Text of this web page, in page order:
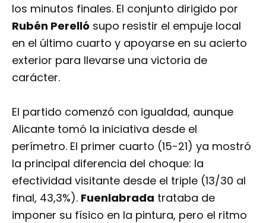
los minutos finales. El conjunto dirigido por
Rubén Perelló supo resistir el empuje local
en el último cuarto y apoyarse en su acierto
exterior para llevarse una victoria de
carácter.
El partido comenzó con igualdad, aunque
Alicante tomó la iniciativa desde el
perímetro. El primer cuarto (15-21) ya mostró
la principal diferencia del choque: la
efectividad visitante desde el triple (13/30 al
final, 43,3%). Fuenlabrada trataba de
imponer su físico en la pintura, pero el ritmo